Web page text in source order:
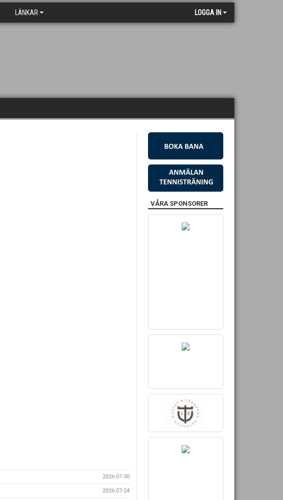
LÄNKAR LOGGA IN
2026-07-30
2026-07-24
VÅRA SPONSORER